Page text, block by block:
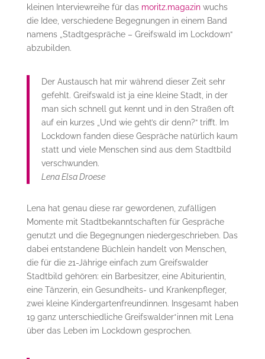
kleinen Interviewreihe für das moritz.magazinwuchs
die Idee, verschiedene Begegnungen in einem Band
namens „Stadtgespräche – Greifswald im Lockdown“
abzubilden.
Der Austausch hat mir während dieser Zeit sehr
gefehlt. Greifswald ist ja eine kleine Stadt, in der
man sich schnell gut kennt und in den Straßen oft
auf ein kurzes „Und wie geht’s dir denn?“ trifft. Im
Lockdown fanden diese Gespräche natürlich kaum
statt und viele Menschen sind aus dem Stadtbild
verschwunden.
Lena Elsa Droese
Lena hat genau diese rar gewordenen, zufälligen
Momente mit Stadtbekanntschaften für Gespräche
genutzt und die Begegnungen niedergeschrieben. Das
dabei entstandene Büchlein handelt von Menschen,
die für die 21-Jährige einfach zum Greifswalder
Stadtbild gehören: ein Barbesitzer, eine Abiturientin,
eine Tänzerin, ein Gesundheits- und Krankenpfleger,
zwei kleine Kindergartenfreundinnen. Insgesamt haben
19 ganz unterschiedliche Greifswalder*innen mit Lena
über das Leben im Lockdown gesprochen.